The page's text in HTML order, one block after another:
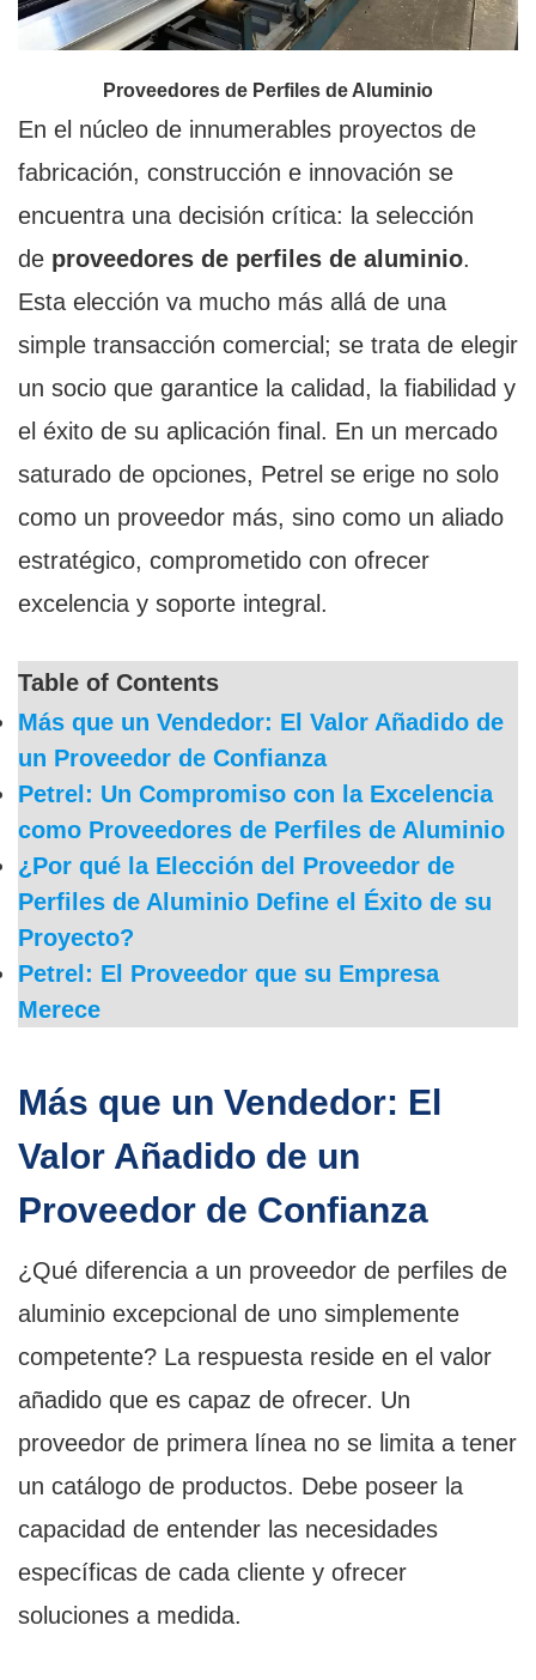
Proveedores de Perfiles de Aluminio
En el núcleo de innumerables proyectos de
fabricación, construcción e innovación se
encuentra una decisión crítica: la selección
de proveedores de perfiles de aluminio.
Esta elección va mucho más allá de una
simple transacción comercial; se trata de elegir
un socio que garantice la calidad, la fiabilidad y
el éxito de su aplicación final. En un mercado
saturado de opciones, Petrel se erige no solo
como un proveedor más, sino como un aliado
estratégico, comprometido con ofrecer
excelencia y soporte integral.
Table of Contents
Más que un Vendedor: El Valor Añadido de
un Proveedor de Confianza
Petrel: Un Compromiso con la Excelencia
como Proveedores de Perfiles de Aluminio
¿Por qué la Elección del Proveedor de
Perfiles de Aluminio Define el Éxito de su
Proyecto?
Petrel: El Proveedor que su Empresa
Merece
Más que un Vendedor: El
Valor Añadido de un
Proveedor de Confianza
¿Qué diferencia a un proveedor de perfiles de
aluminio excepcional de uno simplemente
competente? La respuesta reside en el valor
añadido que es capaz de ofrecer. Un
proveedor de primera línea no se limita a tener
un catálogo de productos. Debe poseer la
capacidad de entender las necesidades
específicas de cada cliente y ofrecer
soluciones a medida.